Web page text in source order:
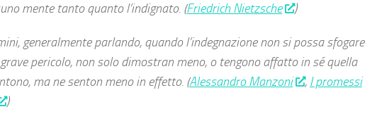
mente tanto quanto l’indignato. (Friedrich Nietzsche )
generalmente parlando, quando l’indegnazionenon si possa sfogare
pericolo, non solo dimostran meno, o tengono affatto in sé quella
ma ne senton meno in effetto. (Alessandro Manzoni , I promessi
)